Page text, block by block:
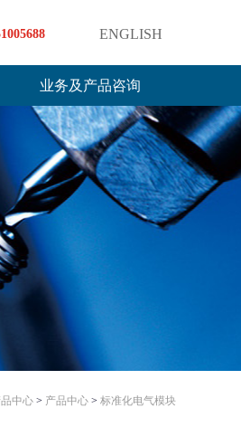
ENGLISH
业务及产品咨询
中心 > 产品中心 > 标准化电气模块